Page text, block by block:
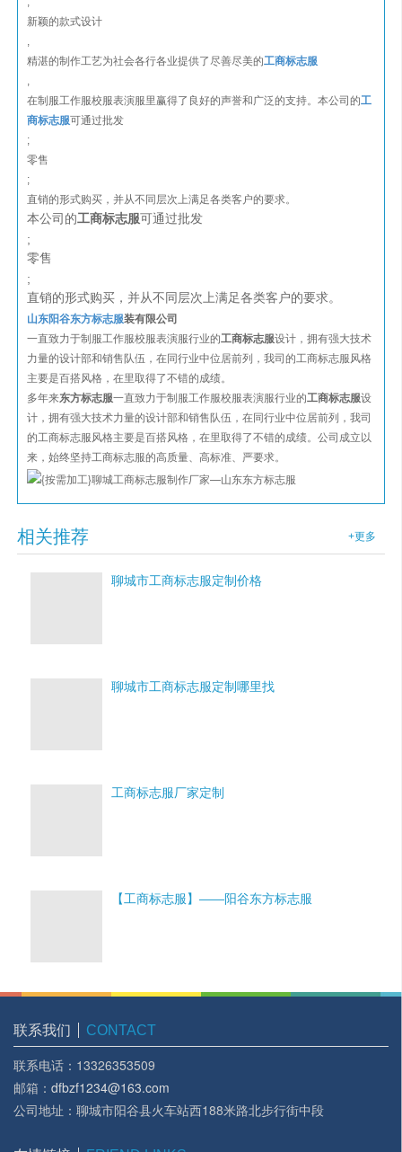
新颖的款式设计
,
精湛的制作工艺为社会各行各业提供了尽善尽美的工商标志服
,
在制服工作服校服表演服里赢得了良好的声誉和广泛的支持。本公司的工
商标志服可通过批发
;
零售
;
直销的形式购买，并从不同层次上满足各类客户的要求。
本公司的工商标志服可通过批发
;
零售
;
直销的形式购买，并从不同层次上满足各类客户的要求。
山东阳谷东方标志服装有限公司
一直致力于制服工作服校服表演服行业的工商标志服设计，拥有强大技术
力量的设计部和销售队伍，在同行业中位居前列，我司的工商标志服风格
主要是百搭风格，在里取得了不错的成绩。
多年来东方标志服一直致力于制服工作服校服表演服行业的工商标志服设
计，拥有强大技术力量的设计部和销售队伍，在同行业中位居前列，我司
的工商标志服风格主要是百搭风格，在里取得了不错的成绩。公司成立以
来，始终坚持工商标志服的高质量、高标准、严要求。
相关推荐 +更多
聊城市工商标志服定制价格
聊城市工商标志服定制哪里找
工商标志服厂家定制
【工商标志服】——阳谷东方标志服
联系我们 CONTACT
联系电话：13326353509
邮箱： dfbzf1234@163.com
公司地址：聊城市阳谷县火车站西188米路北步行街中段